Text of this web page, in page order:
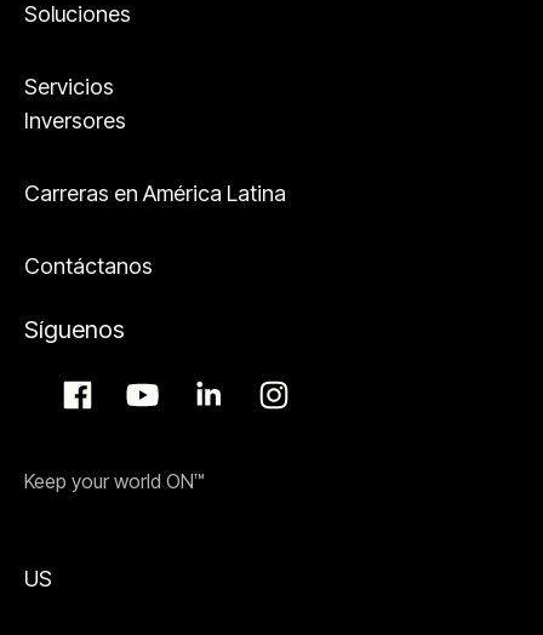
Soluciones
Servicios
Inversores
Carreras en América Latina
Contáctanos
Síguenos
Keep your world ON™
US